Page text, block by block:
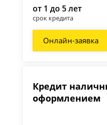
от 1 до 5 лет
срок кредита
Онлайн-заявка
Кредит
оформлением